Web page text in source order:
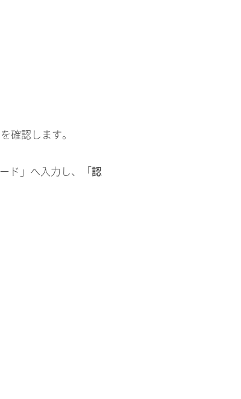
確認します。
ド」へ入力し、「認